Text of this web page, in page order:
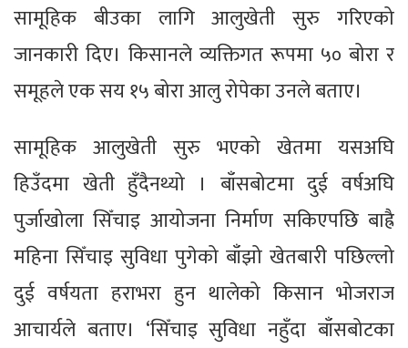
सामूहिक बीउका लागि आलुखेती सुरु गरिएको
जानकारी दिए। किसानले व्यक्तिगत रूपमा ५० बोरा र
समूहले एक सय १५ बोरा आलु रोपेका उनले बताए।
सामूहिक आलुखेती सुरु भएको खेतमा यसअघि
हिउँदमा खेती हुँदैनथ्यो । बाँसबोटमा दुई वर्षअघि
पुर्जाखोला सिँचाइ आयोजना निर्माण सकिएपछि बाह्रै
महिना सिँचाइ सुविधा पुगेको बाँझो खेतबारी पछिल्लो
दुई वर्षयता हराभरा हुन थालेको किसान भोजराज
आचार्यले बताए। ‘सिँचाइ सुविधा नहुँदा बाँसबोटका